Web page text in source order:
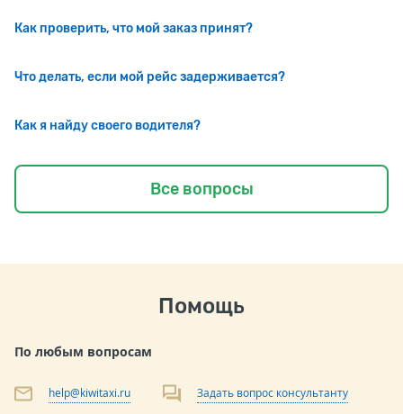
Как проверить, что мой заказ принят?
Что делать, если мой рейс задерживается?
Как я найду своего водителя?
Все вопросы
Помощь
По любым вопросам
help@kiwitaxi.ru Задать вопрос консультанту